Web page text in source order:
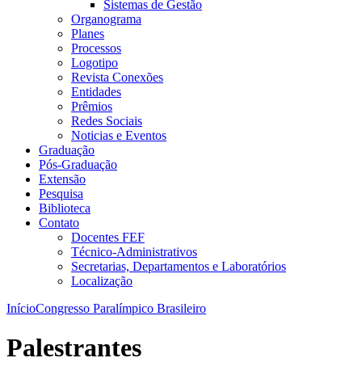
Sistemas de Gestão
Organograma
Planes
Processos
Logotipo
Revista Conexões
Entidades
Prêmios
Redes Sociais
Noticias e Eventos
Graduação
Pós-Graduação
Extensão
Pesquisa
Biblioteca
Contato
Docentes FEF
Técnico-Administrativos
Secretarias, Departamentos e Laboratórios
Localização
InícioCongresso Paralímpico Brasileiro
Palestrantes